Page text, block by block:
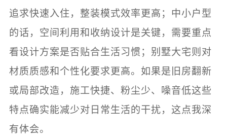
追求快速入住，整装模式效率更高；中小户型
的话，空间利用和收纳设计是关键，需要重点
看设计方案是否贴合生活习惯；别墅大宅则对
材质质感和个性化要求更高。如果是旧房翻新
或局部改造，施工快捷、粉尘少、噪音低这些
特点确实能减少对日常生活的干扰，这点我深
有体会。